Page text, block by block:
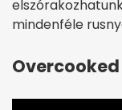
mindenféle
Overcooked